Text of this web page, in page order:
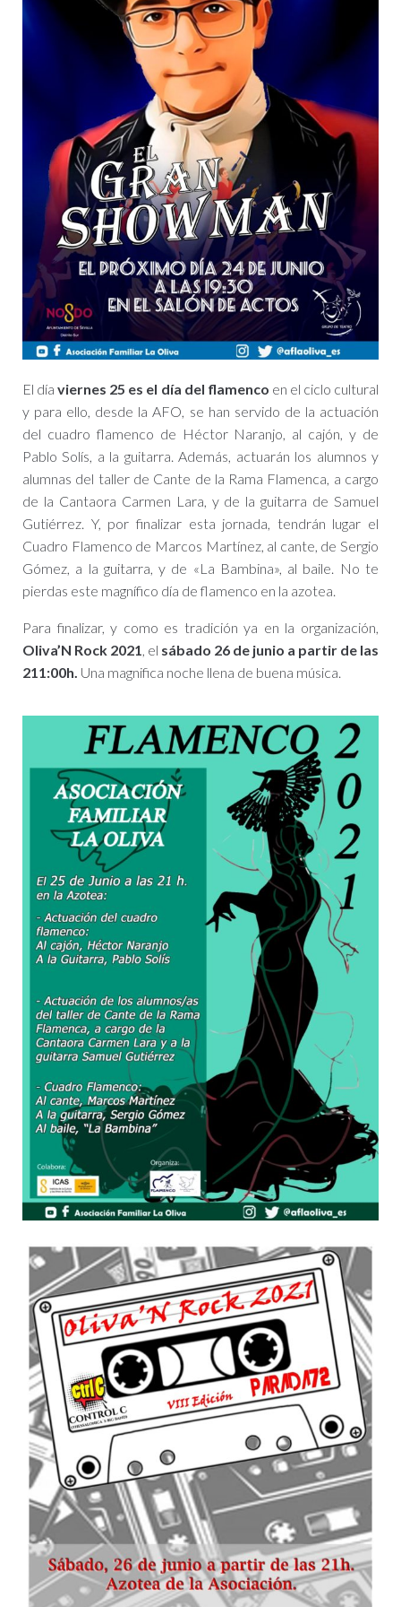
El díaviernes 25 es el día del flamenco en el ciclo cultural
y para ello, desde la AFO, se han servido de la actuación
del cuadro flamenco de Héctor Naranjo, al cajón, y de
Pablo Solís, a la guitarra. Además, actuarán los alumnos y
alumnas del taller de Cante de la Rama Flamenca, a cargo
de la Cantaora Carmen Lara, y de la guitarra de Samuel
Gutiérrez. Y, por finalizar esta jornada, tendrán lugar el
Cuadro Flamenco de Marcos Martínez, al cante, de Sergio
Gómez, a la guitarra, y de «La Bambina», al baile. No te
pierdas este magnífico día de flamenco en la azotea.
Para finalizar, y como es tradición ya en la organización,
Oliva’N Rock 2021 , el sábado 26 de junio a partir de las
211:00h. Una magnifica noche llena de buena música.